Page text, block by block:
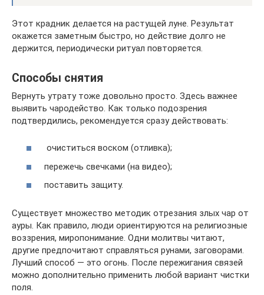
Этот крадник делается на растущей луне. Результат
окажется заметным быстро, но действие долго не
держится, периодически ритуал повторяется.
Способы снятия
Вернуть утрату тоже довольно просто. Здесь важнее
выявить чародейство. Как только подозрения
подтвердились, рекомендуется сразу действовать:
очиститься воском (отливка);
пережечь свечками (на видео);
поставить защиту.
Существует множество методик отрезания злых чар от
ауры. Как правило, люди ориентируются на религиозные
воззрения, миропонимание. Одни молитвы читают,
другие предпочитают справляться рунами, заговорами.
Лучший способ — это огонь. После пережигания связей
можно дополнительно применить любой вариант чистки
поля.